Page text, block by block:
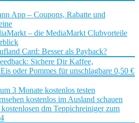
App – Coupons, Rabatte und
– die MediaMarkt Clubvorteile
Card: Besser als Payback?
Sichere Dir Kaffee,
oder Pommes für unschlagbare 0,50 €
3 Monate kostenlos testen
kostenlos im Ausland schauen
dm Teppichreiniger zum